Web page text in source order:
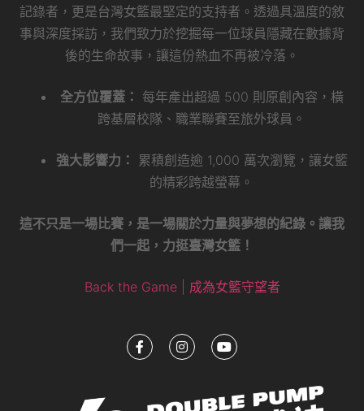
記錄者，更是台灣女籃最堅定的支持者。透過具溫度的敘
事與深度採訪，我們致力於挖掘每一位球員隱藏在數據背
後的生命故事，讓這份熱血不再被冷落。
全方位覆蓋： 每年產出超過 500 則原創內容，橫
跨基層校隊、職業聯賽至旅外球員。
強大影響力：
累積創造逾 1,000 萬次瀏覽，讓女籃
的精彩跨越螢幕。
這不只是一場比賽，是一場關於力量與夢想的紀錄。讓我
們一起，力挺臺灣女籃！
Back the Game | 成為女籃守望者